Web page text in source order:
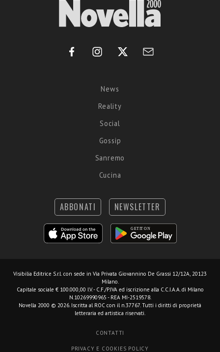
News
Reality
Social
Gossip
Sanremo
Cucina
ABBONATI NEWSLETTER
Visibilia Editrice S.r.l. con sede in Via Privata Giovannino De Grassi 12/12A, 20123
Milano.
Capitale sociale € 100.000,00 I.V. - C.F./P.IVA ed iscrizione alla C.C.I.A.A. di Milano
N.10269990965 - REA MI-2519578.
Novella 2000 © 2026. Iscritta al ROC con il n.37767. Tutti i diritti di proprietà
letteraria ed artistica riservati.
CONTATTI
PRIVACY E COOKIES POLICY